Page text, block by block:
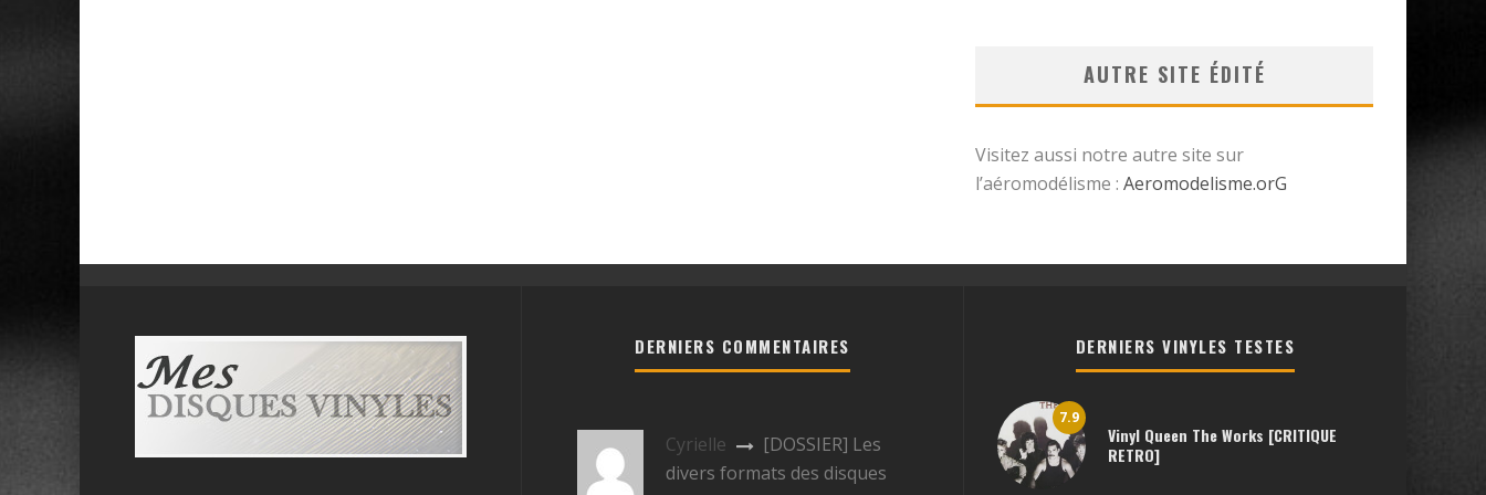
AUTRE SITE ÉDITÉ
Visitez aussi notre autre site sur
l’aéromodélisme : Aeromodelisme.orG
DERNIERS COMMENTAIRES
Cyrielle
[DOSSIER] Les
divers formats des disques
DERNIERS VINYLES TESTES
7.9
Vinyl Queen The Works [CRITIQUE
RETRO]